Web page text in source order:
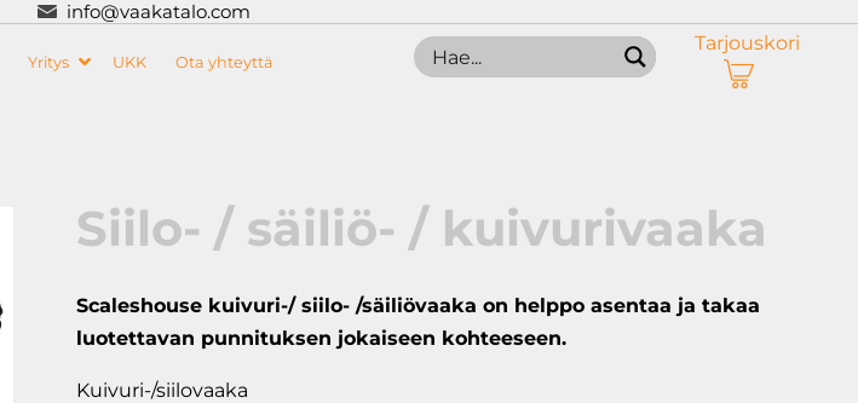
info@vaakatalo.com
Yritys UKK Ota yhteyttä
Tarjouskori
Siilo- / säiliö- / kuivurivaaka
Scaleshouse kuivuri-/ siilo- /säiliövaaka on helppo asentaa ja takaa
luotettavan punnituksen jokaiseen kohteeseen.
Kuivuri-/siilovaaka